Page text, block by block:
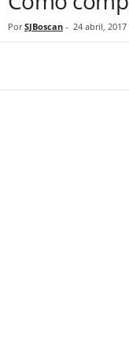
Por SJBoscan - 24 abril, 2017